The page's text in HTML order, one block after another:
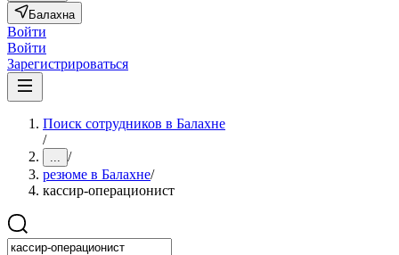
Балахна
Войти
Войти
Зарегистрироваться
Поиск сотрудников в Балахне
/
... /
резюме в Балахне/
кассир-операционист